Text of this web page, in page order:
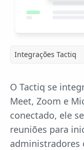
Integrações Tactiq
O Tactiq se
Meet, Zoom e
conectado, ele
reuniões para
administradores